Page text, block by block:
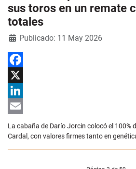
sus toros en un remate
totales
Detalles
Publicado: 11 May 2026
Facebook
X
LinkedIn
La cabaña de Darío Jorcin colocó el 100%
Cardal, con valores firmes tanto en